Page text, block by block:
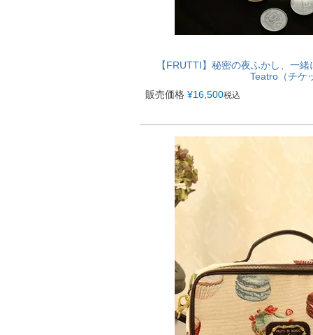
【FRUTTI】秘密の夜ふかし、一
Teatro（チケ
販売価格 ¥16,500税込